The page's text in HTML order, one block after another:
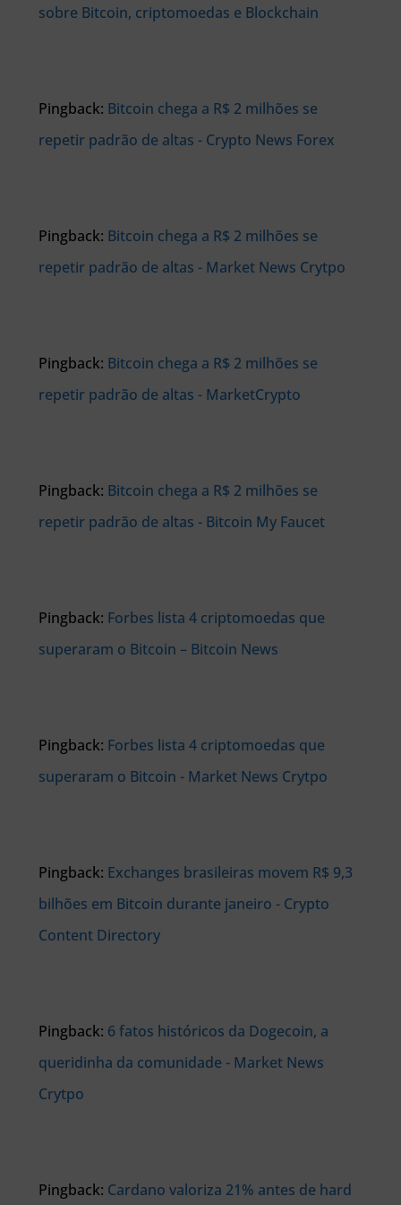
sobre Bitcoin, criptomoedas e Blockchain
Pingback: Bitcoin chega a R$ 2 milhões se
repetir padrão de altas - Crypto News Forex
Pingback: Bitcoin chega a R$ 2 milhões se
repetir padrão de altas - Market News Crytpo
Pingback: Bitcoin chega a R$ 2 milhões se
repetir padrão de altas - MarketCrypto
Pingback: Bitcoin chega a R$ 2 milhões se
repetir padrão de altas - Bitcoin My Faucet
Pingback: Forbes lista 4 criptomoedas que
superaram o Bitcoin – Bitcoin News
Pingback: Forbes lista 4 criptomoedas que
superaram o Bitcoin - Market News Crytpo
Pingback: Exchanges brasileiras movem R$ 9,3
bilhões em Bitcoin durante janeiro - Crypto
Content Directory
Pingback: 6 fatos históricos da Dogecoin, a
queridinha da comunidade - Market News
Crytpo
Pingback: Cardano valoriza 21% antes de hard